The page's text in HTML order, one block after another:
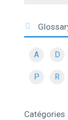
A D
P R
Catégories